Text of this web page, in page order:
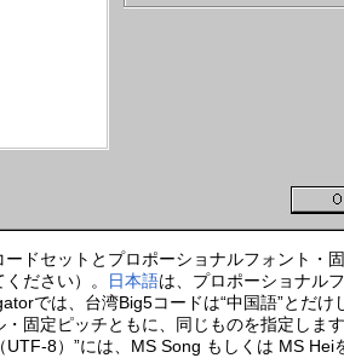
ードセットとプロポーショナルフォント・
ださい）。
日本語は、プロポーショナル
では、台湾Big5コードは“中国語”とだ
・固定ピッチともに、同じものを指定し
UTF-8）”には、MS Song もしくは MS